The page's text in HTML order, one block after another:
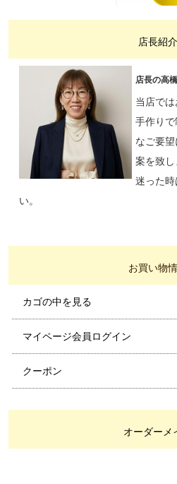
店長紹介
店長の高
当店で
手作り
なご要
案を致し
迷った時
い。
お買い物
カゴの中を見る
マイページ会員ログイン
クーポン
オーダーメ